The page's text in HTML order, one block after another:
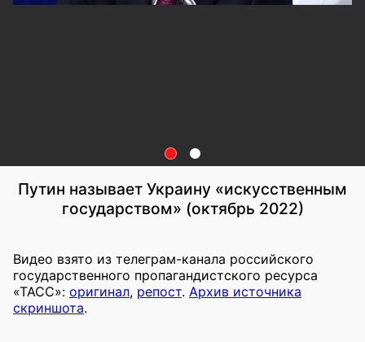
Путин называет Украину «искусственным
государством» (октябрь 2022)
Видео взято из телеграм-канала российского
государственного пропагандистского ресурса
«ТАСС»: оригинал, репост. Архив источника
скриншота.